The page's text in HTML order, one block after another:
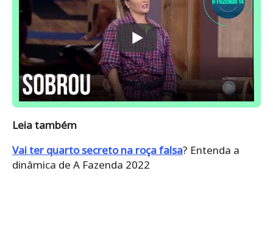
Leia também
Vai ter quarto secreto na roça falsa? Entenda a
dinâmica de A Fazenda 2022